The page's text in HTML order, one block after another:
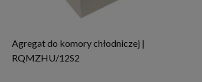
Agregat do komory chłodniczej |
RQMZHU/12S2